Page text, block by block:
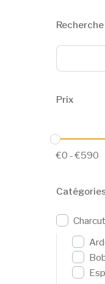
Prix
€0 -€590